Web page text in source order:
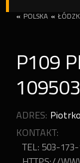
« POLSKA «
P109
109503
ADRES:
KONTAKT:
TEL: 503-